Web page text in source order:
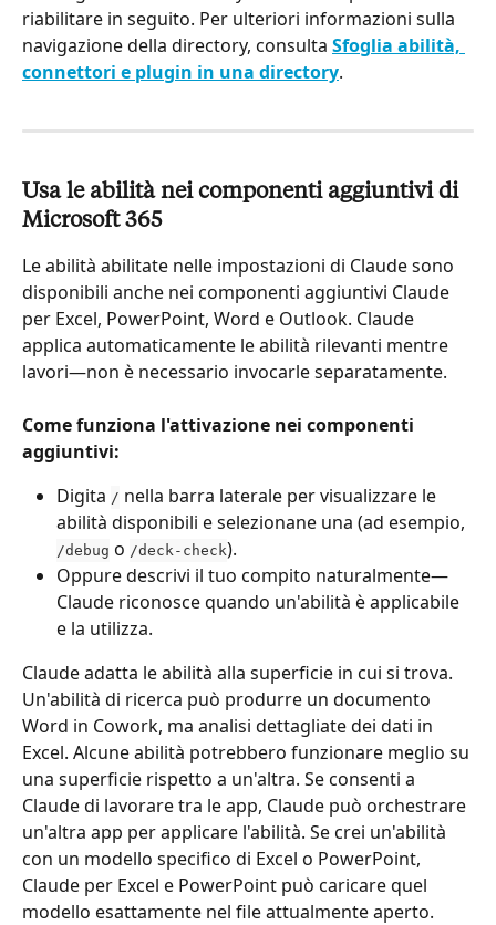
riabilitare in seguito. Per ulteriori informazioni sulla
navigazione della directory, consulta Sfoglia abilità,
connettori e plugin in una directory.
Usa le abilità nei componenti aggiuntivi di
Microsoft 365
Le abilità abilitate nelle impostazioni di Claude sono
disponibili anche nei componenti aggiuntivi Claude
per Excel, PowerPoint, Word e Outlook. Claude
applica automaticamente le abilità rilevanti mentre
lavori—non è necessario invocarle separatamente.
Come funziona l'attivazione nei componenti
aggiuntivi:
Digita / nella barra laterale per visualizzare le
abilità disponibili e selezionane una (ad esempio,
/debug o /deck-check).
Oppure descrivi il tuo compito naturalmente—
Claude riconosce quando un'abilità è applicabile
e la utilizza.
Claude adatta le abilità alla superficie in cui si trova.
Un'abilità di ricerca può produrre un documento
Word in Cowork, ma analisi dettagliate dei dati in
Excel. Alcune abilità potrebbero funzionare meglio su
una superficie rispetto a un'altra. Se consenti a
Claude di lavorare tra le app, Claude può orchestrare
un'altra app per applicare l'abilità. Se crei un'abilità
con un modello specifico di Excel o PowerPoint,
Claude per Excel e PowerPoint può caricare quel
modello esattamente nel file attualmente aperto.